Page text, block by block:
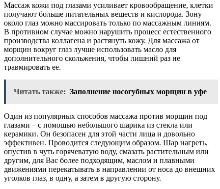
Массаж кожи под глазами усиливает кровообращение, клетки
получают больше питательных веществ и кислорода. Зону
около глаз можно массировать только по массажным линиям.
В противном случае можно нарушить процесс естественного
производства коллагена и растянуть кожу. Для массажа от
морщин вокруг глаз лучше использовать масло для
дополнительного скольжения, чтобы лишний раз не
травмировать ее.
Читать также: Заполнение носогубных морщин в уфе
Один из популярных способов массажа против морщин под
глазами – с помощью небольшого шарика из стекла или
керамики. Он безопасен для этой части лица и довольно
эффективен. Проводится следующим образом. Шар нагреть,
опустив в чуть горячеватую воду, смазать растительным или
другим, для Вас более подходящим, маслом и плавными
движениями перекатывать в направлении от носа до внешних
уголков глаз, в одну, а затем в другую сторону.